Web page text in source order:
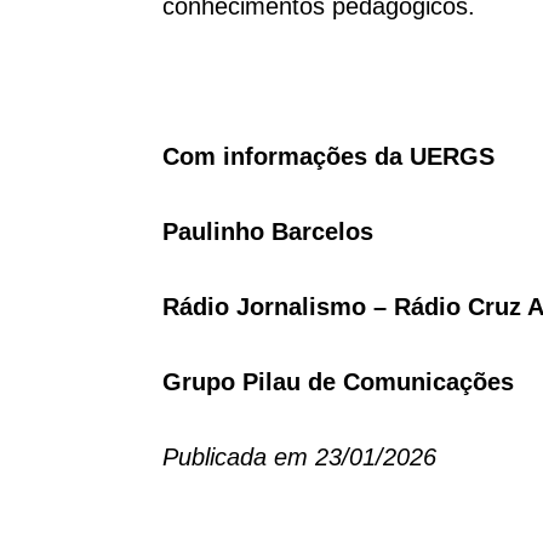
conhecimentos pedagógicos.
Com informações da UERGS
Paulinho Barcelos
Rádio Jornalismo – Rádio Cruz
Grupo Pilau de Comunicações
Publicada em 23/01/2026